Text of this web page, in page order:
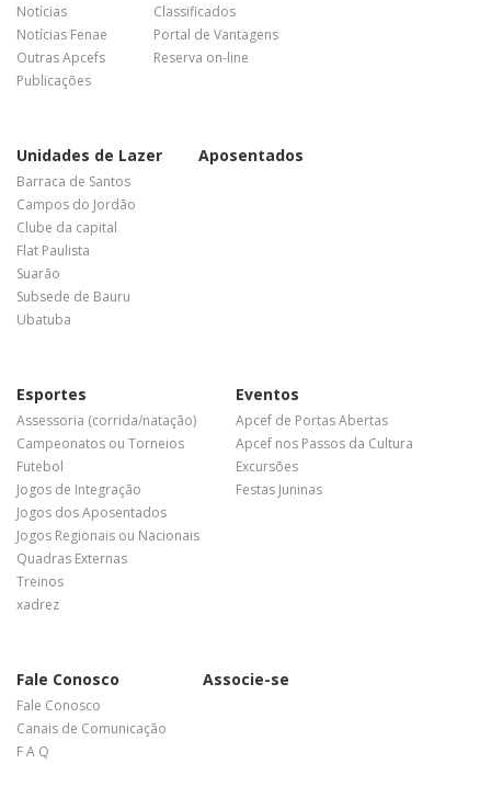
Notícias
Notícias Fenae
Outras Apcefs
Publicações
Classificados
Portal de Vantagens
Reserva on-line
Unidades de Lazer
Barraca de Santos
Campos do Jordão
Clube da capital
Flat Paulista
Suarão
Subsede de Bauru
Ubatuba
Aposentados
Esportes
Assessoria (corrida/natação)
Campeonatos ou Torneios
Futebol
Jogos de Integração
Jogos dos Aposentados
Jogos Regionais ou Nacionais
Quadras Externas
Treinos
xadrez
Eventos
Apcef de Portas Abertas
Apcef nos Passos da Cultura
Excursões
Festas Juninas
Fale Conosco
Fale Conosco
Canais de Comunicação
F A Q
Associe-se